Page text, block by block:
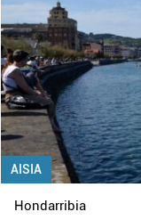
AISIA
Hondarribia